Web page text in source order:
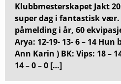
Klubbmesterskapet Jakt
super dag i fantastisk
påmelding i år, 60
Arya: 12-19- 13- 6 – 14
Ann Karin ) BK: Vips: 18 –
14 – 0 – 0 […]